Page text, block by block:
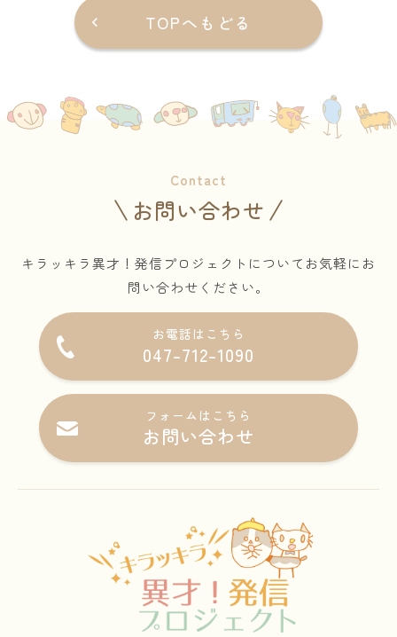
TOPへもどる
Contact
お問い合わせ
キラッキラ異才！発信プロジェクトについてお気軽にお
問い合わせください。
お電話はこちら
047-712-1090
フォームはこちら
お問い合わせ